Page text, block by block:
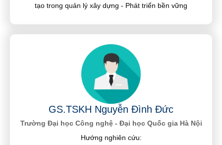
tạo trong quản lý xây dựng - Phát triển bền vững
GS.TSKH Nguyễn Đình Đức
Trường Đại học Công nghệ - Đại học Quốc gia Hà Nội
Hướng nghiên cứu: